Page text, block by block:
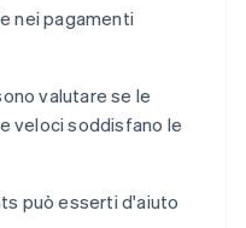
nei pagamenti
valutare se le
veloci soddisfano le
può esserti d'aiuto